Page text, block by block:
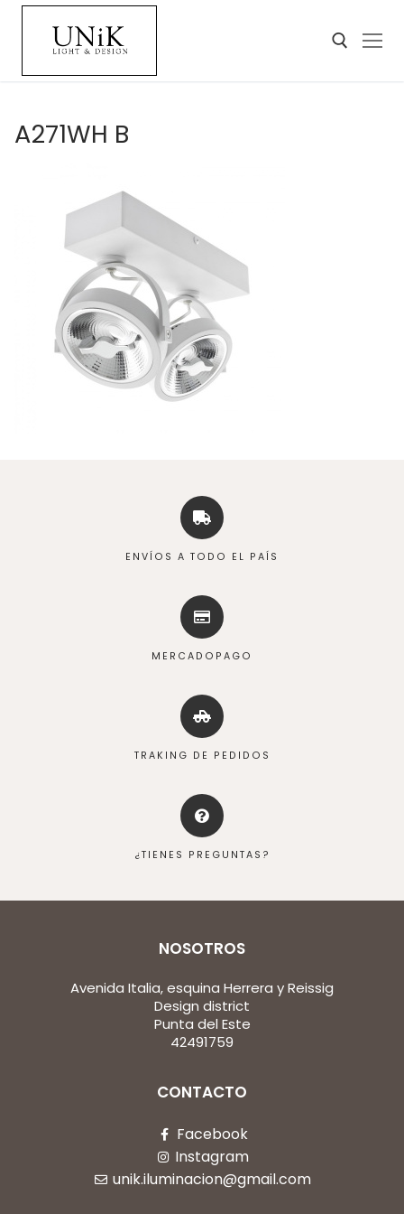
A271WH B
ENVÍOS A TODO EL PAÍS
MERCADOPAGO
TRAKING DE PEDIDOS
¿TIENES PREGUNTAS?
NOSOTROS
Avenida Italia, esquina Herrera y Reissig
Design district
Punta del Este
42491759
CONTACTO
Facebook
Instagram
unik.iluminacion@gmail.com